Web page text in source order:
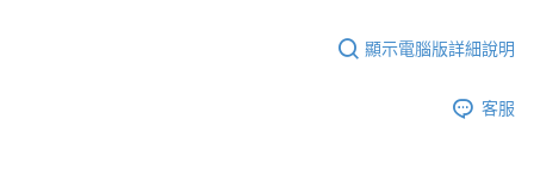
顯示電腦版詳細說明
客服